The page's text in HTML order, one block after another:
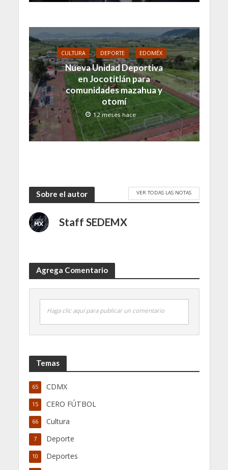
CULTURA DEPORTE EDOMÉX
Nueva Unidad Deportiva
en Jocotitlán para
comunidades mazahua y
otomí
12 meses hace
Sobre el autor VER TODAS LAS NOTAS
Staff SEDEMX
Agrega Comentario
Haga clic aquí para publicar un comentario
Temas
CDMX
65
CERO FÚTBOL
15
Cultura
66
Deporte
7
Deportes
10